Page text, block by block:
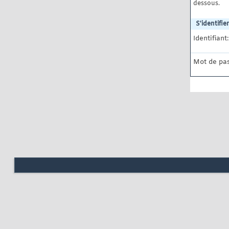
dessous.
S'identifier
Identifiant:
Mot de